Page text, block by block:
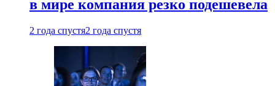
в мире компания резко подешевела
2 года спустя2 года спустя